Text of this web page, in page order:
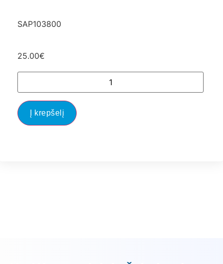
SAP103800
25.00€
Į krepšelį